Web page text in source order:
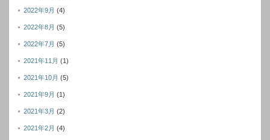
2022年9月 (4)
2022年8月 (5)
2022年7月 (5)
2021年11月 (1)
2021年10月 (5)
2021年9月 (1)
2021年3月 (2)
2021年2月 (4)